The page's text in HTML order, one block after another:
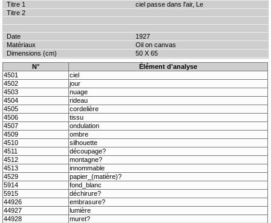
ciel passe dans l'air, Le
1927
Oil on canvas
50 X 65
N°
Élément d'analyse
4501
ciel
4502
jour
4503
nuage
4504
rideau
4505
cordelière
4506
tissu
4507
ondulation
4509
ombre
4510
silhouette
4511
découpage?
4512
montagne?
4513
innommable
4529
papier_(matière)?
5914
fond_blanc
5915
déchirure?
44926
embrasure?
44927
lumière
44928
muret?